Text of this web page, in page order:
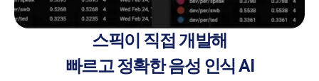
스픽이 직접 개발해
빠르고 정확한 음성 인식 AI